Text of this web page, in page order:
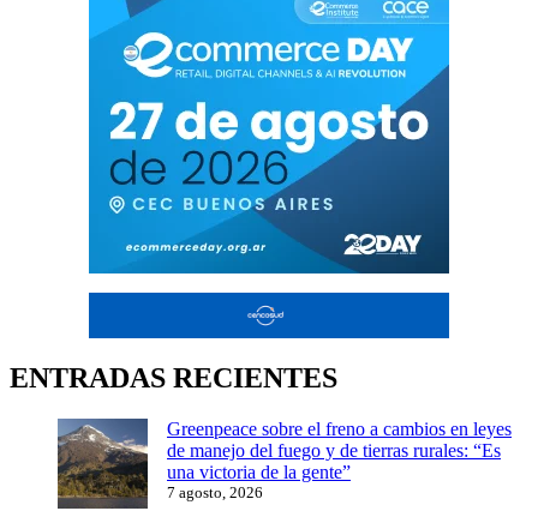
ENTRADAS RECIENTES
Greenpeace sobre el freno a cambios en leyes
de manejo del fuego y de tierras rurales: “Es
una victoria de la gente”
7 agosto, 2026